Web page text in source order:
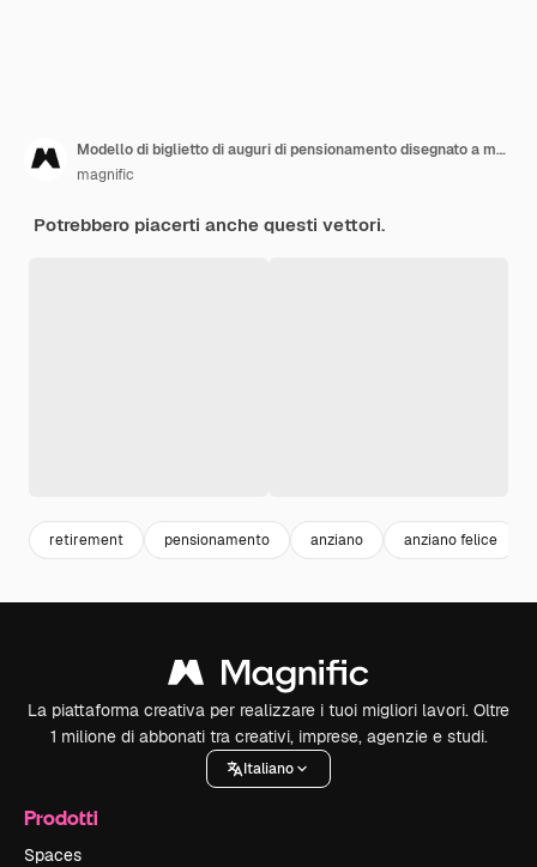
Modello di biglietto di auguri di pensionamento disegnato a mano
magnific
Potrebbero piacerti anche questi vettori.
retirement pensionamento anziano anziano felice
La piattaforma creativa per realizzare i tuoi migliori lavori. Oltre
1 milione di abbonati tra creativi, imprese, agenzie e studi.
Italiano
Prodotti
Spaces